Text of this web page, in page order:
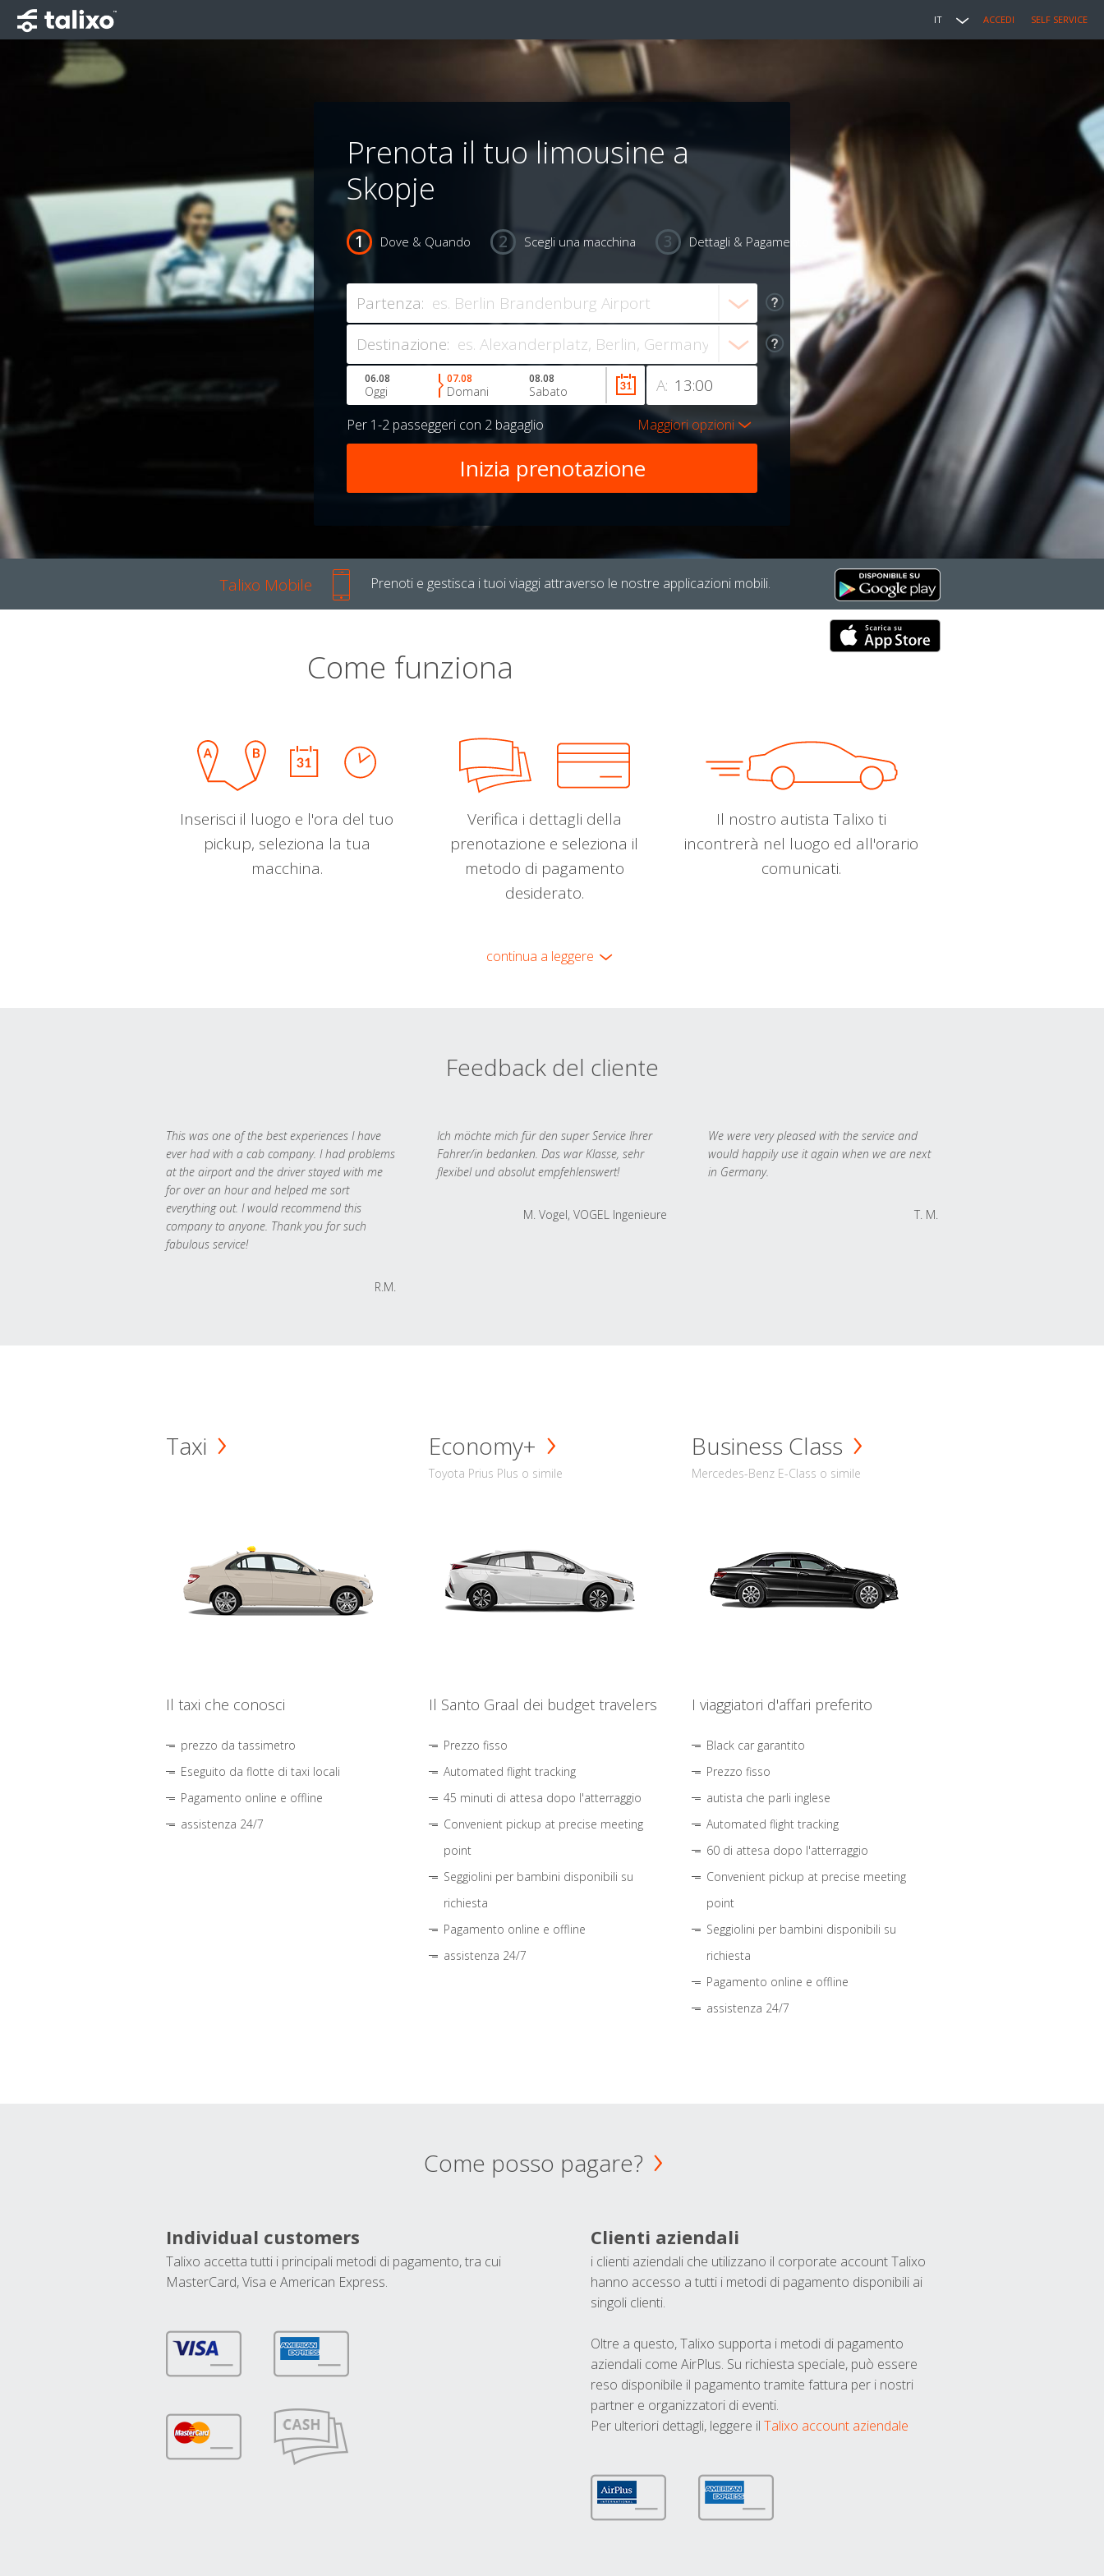
IT ACCEDI SELF SERVICE
Prenota il tuo limousine a
Skopje
Dove & Quando Scegli una macchina Dettagli & Pagamento
Partenza:
Destinazione:
A:
06.08
Oggi
07.08
Domani
08.08
Sabato
Per 1-2 passeggeri con 2 bagaglio Maggiori opzioni
Talixo Mobile Prenoti e gestisca i tuoi viaggi attraverso le nostre applicazioni mobili.
Come funziona
Inserisci il luogo e l'ora del tuo
pickup, seleziona la tua
macchina.
Verifica i dettagli della
prenotazione e seleziona il
metodo di pagamento
desiderato.
Il nostro autista Talixo ti
incontrerà nel luogo ed all'orario
comunicati.
continua a leggere
Feedback del cliente
This was one of the best experiences I have
ever had with a cab company. I had problems
at the airport and the driver stayed with me
for over an hour and helped me sort
everything out. I would recommend this
company to anyone. Thank you for such
fabulous service!
R.M.
Ich möchte mich für den super Service Ihrer
Fahrer/in bedanken. Das war Klasse, sehr
flexibel und absolut empfehlenswert!
M. Vogel, VOGEL Ingenieure
We were very pleased with the service and
would happily use it again when we are next
in Germany.
T. M.
Taxi
Il taxi che conosci
prezzo da tassimetro
Eseguito da flotte di taxi locali
Pagamento online e offline
assistenza 24/7
Economy+
Toyota Prius Plus o simile
Il Santo Graal dei budget travelers
Prezzo fisso
Automated flight tracking
45 minuti di attesa dopo l'atterraggio
Convenient pickup at precise meeting
point
Seggiolini per bambini disponibili su
richiesta
Pagamento online e offline
assistenza 24/7
Business Class
Mercedes-Benz E-Class o simile
I viaggiatori d'affari preferito
Black car garantito
Prezzo fisso
autista che parli inglese
Automated flight tracking
60 di attesa dopo l'atterraggio
Convenient pickup at precise meeting
point
Seggiolini per bambini disponibili su
richiesta
Pagamento online e offline
assistenza 24/7
Come posso pagare?
Individual customers
Talixo accetta tutti i principali metodi di pagamento, tra cui
MasterCard, Visa e American Express.
Clienti aziendali
i clienti aziendali che utilizzano il corporate account Talixo
hanno accesso a tutti i metodi di pagamento disponibili ai
singoli clienti.
Oltre a questo, Talixo supporta i metodi di pagamento
aziendali come AirPlus. Su richiesta speciale, può essere
reso disponibile il pagamento tramite fattura per i nostri
partner e organizzatori di eventi.
Per ulteriori dettagli, leggere il Talixo account aziendale